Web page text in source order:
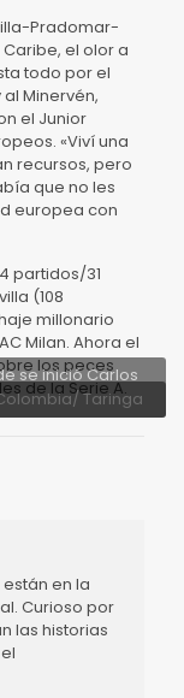
Taringa
se inició Carlos
Pradomar-
el olor a
todo por el
Minervén,
el Junior
«Viví una
recursos, pero
que no les
europea con
partidos/31
(108
millonario
Milan. Ahora el
los peces
de la Serie A.
en la
Curioso por
las historias